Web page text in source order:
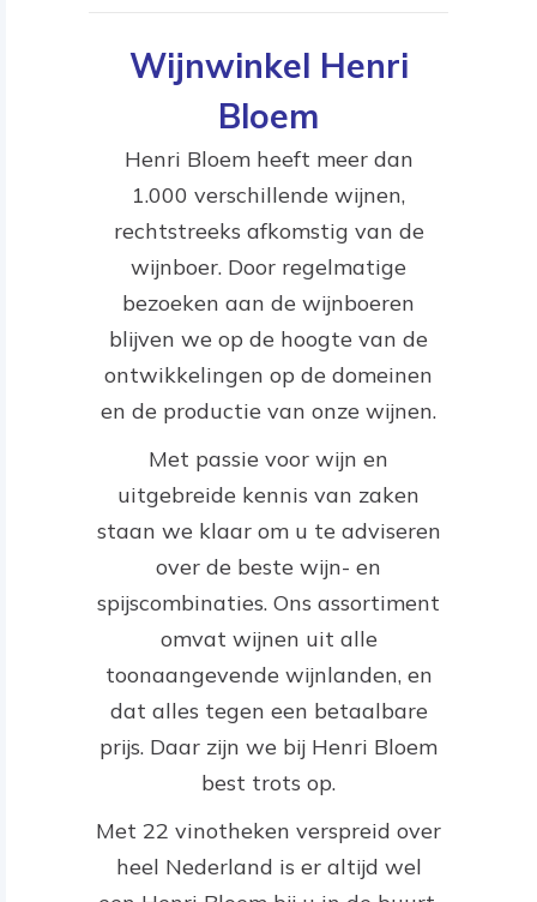
Wijnwinkel Henri
Bloem
Henri Bloem heeft meer dan
1.000 verschillende wijnen,
rechtstreeks afkomstig van de
wijnboer. Door regelmatige
bezoeken aan de wijnboeren
blijven we op de hoogte van de
ontwikkelingen op de domeinen
en de productie van onze wijnen.
Met passie voor wijn en
uitgebreide kennis van zaken
staan we klaar om u te adviseren
over de beste wijn- en
spijscombinaties. Ons assortiment
omvat wijnen uit alle
toonaangevende wijnlanden, en
dat alles tegen een betaalbare
prijs. Daar zijn we bij Henri Bloem
best trots op.
Met 22 vinotheken verspreid over
heel Nederland is er altijd wel